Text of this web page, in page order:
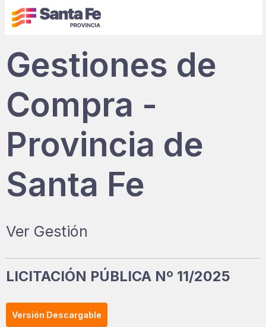
Gestiones de
Compra -
Provincia de
Santa Fe
Ver Gestión
LICITACIÓN PÚBLICA Nº 11/2025
Versión Descargable